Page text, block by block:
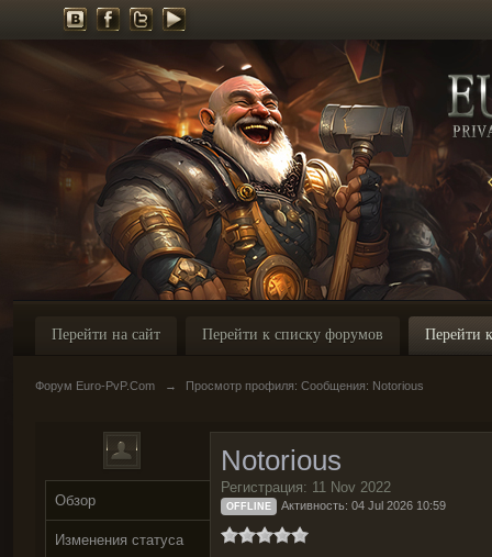
Перейти на сайт Перейти к списку форумов Перейти
Форум Euro-PvP.Com → Просмотр профиля: Сообщения: Notorious
Обзор
Изменения статуса
Notorious
Регистрация: 11 Nov 2022
OFFLINE Активность: 04 Jul 2026 10:59